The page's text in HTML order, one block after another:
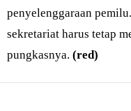
penyelenggaraan
sekretariat harus tetap
pungkasnya. (red)